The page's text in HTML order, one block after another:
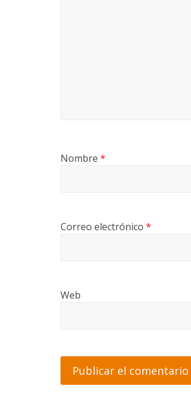
Nombre *
Correo electrónico *
Web